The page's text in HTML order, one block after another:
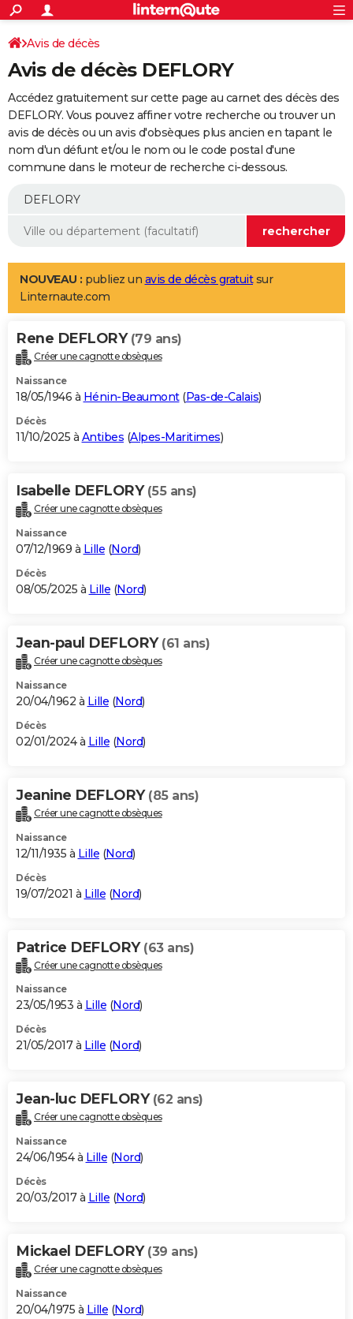
ACTUALITÉS
Politique
Société
Faits Divers
Education
Monde
Villes
+
SPORT
Coupe du monde 2026
Football
Tennis
Cyclisme
Rugby
Forum
Programme TV
TNT
Streaming
Cinéma
Sorties cinéma
Musique
+
FINANCE
Retraite
Epargne
Immobilier
Risques naturels par ville
Banque
Assurance
AUTO
Essais
Réserver un essai
Citadines
Berlines
SUV
Forum auto
+
Mobiles
Meilleur smartphone
Internet
Ordinateurs
Jeux vidéo
Guide high-tech
Aménagement intérieur
LIFESTYLE
Art de vivre
Bien-être
Loisirs
Mode
Modes de vie
Alimentation
Guide de la santé
Maladies
Médicaments
Sommeil
VOYAGE
Destinations
City break
Voyage nature
Voyage de noces
Forum
Climat
+PHOTO
GUIDES D'ACHAT
BONS PLANS
Carte de Noël
Carte Bonne année
Carte Saint-Valentin
Carte Pâques
Carte d'anniversaire
DICTIONNAIRE
Dictionnaire
Biographies
Citations
Expressions
Proverbes
PROGRAMME TV
S'inscrire
Se connecter
Lycées
Collèges
Primaires
Universités
Entreprises
Service militaire
Avis de recherche
AVIS DE DÉCÈS
Bricolage
Lifestyle
Culture
Sport
Auto
Television
Voyage
Cinema
Avis de décès
Avis de décès DEFLORY
Accédez gratuitement sur cette page au carnet des décès des
DEFLORY. Vous pouvez affiner votre recherche ou trouver un
avis de décès ou un avis d'obsèques plus ancien en tapant le
nom d'un défunt et/ou le nom ou le code postal d'une
commune dans le moteur de recherche ci-dessous.
NOUVEAU : publiez un avis de décès gratuitsur
Linternaute.com
Rene DEFLORY (79 ans)
Créer une cagnotte obsèques
Naissance
18/05/1946 à Hénin-Beaumont(Pas-de-Calais)
Décès
11/10/2025 à Antibes (Alpes-Maritimes)
Isabelle DEFLORY (55 ans)
Créer une cagnotte obsèques
Naissance
07/12/1969 à Lille (Nord)
Décès
08/05/2025 à Lille (Nord)
Jean-paul DEFLORY (61 ans)
Créer une cagnotte obsèques
Naissance
20/04/1962 à Lille (Nord)
Décès
02/01/2024 à Lille (Nord)
Jeanine DEFLORY (85 ans)
Créer une cagnotte obsèques
Naissance
12/11/1935 à Lille (Nord)
Décès
19/07/2021 à Lille (Nord)
Patrice DEFLORY (63 ans)
Créer une cagnotte obsèques
Naissance
23/05/1953 à Lille (Nord)
Décès
21/05/2017 à Lille (Nord)
Jean-luc DEFLORY (62 ans)
Créer une cagnotte obsèques
Naissance
24/06/1954 à Lille (Nord)
Décès
20/03/2017 à Lille (Nord)
Mickael DEFLORY (39 ans)
Créer une cagnotte obsèques
Naissance
20/04/1975 à Lille (Nord)